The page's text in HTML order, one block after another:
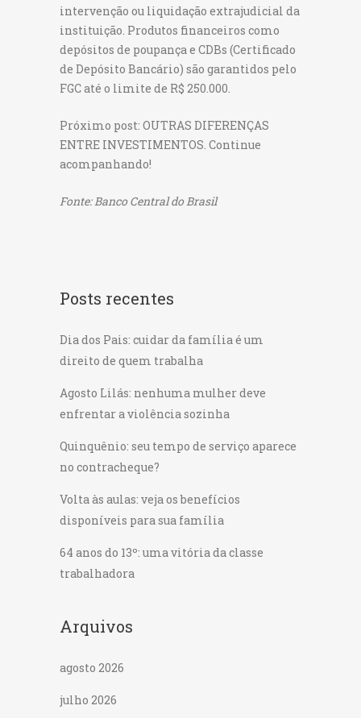
intervenção ou liquidação extrajudicial da
instituição. Produtos financeiros como
depósitos de poupança e CDBs (Certificado
de Depósito Bancário) são garantidos pelo
FGC até o limite de R$ 250.000.
Próximo post: OUTRAS DIFERENÇAS
ENTRE INVESTIMENTOS. Continue
acompanhando!
Fonte: Banco Central do Brasil
Posts recentes
Dia dos Pais: cuidar da família é um
direito de quem trabalha
Agosto Lilás: nenhuma mulher deve
enfrentar a violência sozinha
Quinquênio: seu tempo de serviço aparece
no contracheque?
Volta às aulas: veja os benefícios
disponíveis para sua família
64 anos do 13º: uma vitória da classe
trabalhadora
Arquivos
agosto 2026
julho 2026